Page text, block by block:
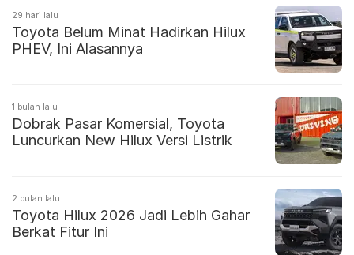
29 hari lalu
Toyota Belum Minat Hadirkan Hilux
PHEV, Ini Alasannya
1 bulan lalu
Dobrak Pasar Komersial, Toyota
Luncurkan New Hilux Versi Listrik
2 bulan lalu
Toyota Hilux 2026 Jadi Lebih Gahar
Berkat Fitur Ini